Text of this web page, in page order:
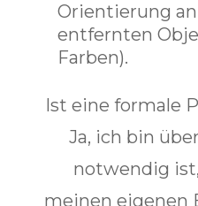
Orientierung
entfernten
Farben).
Ist eine formale
Ja, ich bin
notwendig
meinen eigenen